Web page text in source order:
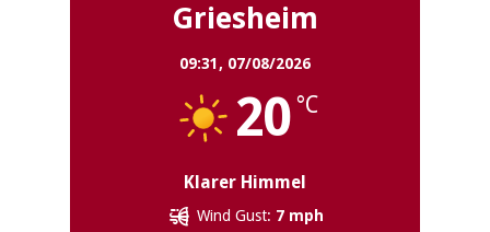
Griesheim
09:31, 07/08/2026
20 °C
Klarer Himmel
Wind Gust: 7 mph